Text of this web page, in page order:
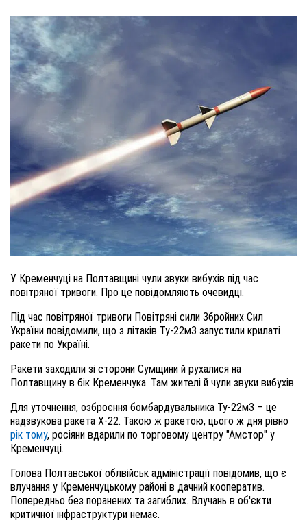
У Кременчуці на Полтавщині чули звуки вибухів під час
повітряної тривоги. Про це повідомляють очевидці.
Під час повітряної тривоги Повітряні сили Збройних Сил
України повідомили, що з літаків Ту-22м3 запустили крилаті
ракети по Україні.
Ракети заходили зі сторони Сумщини й рухалися на
Полтавщину в бік Кременчука. Там жителі й чули звуки вибухів.
Для уточнення, озброєння бомбардувальника Ту-22м3 – це
надзвукова ракета Х-22. Такою ж ракетою, цього ж дня рівно
рік тому, росіяни вдарили по торговому центру "Амстор" у
Кременчуці.
Голова Полтавської облвійськ адміністрації повідомив, що є
влучання у Кременчуцькому районі в дачний кооператив.
Попередньо без поранених та загиблих. Влучань в об'єкти
критичної інфраструктури немає.